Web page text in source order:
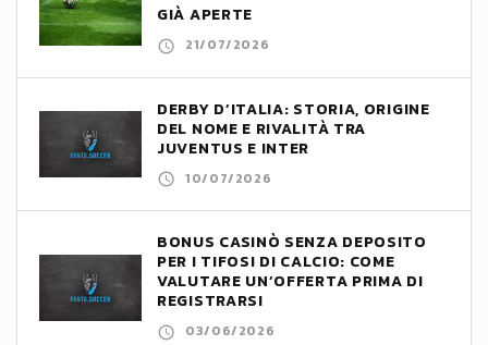
GIÀ APERTE
21/07/2026
DERBY D’ITALIA: STORIA, ORIGINE
DEL NOME E RIVALITÀ TRA
JUVENTUS E INTER
10/07/2026
BONUS CASINÒ SENZA DEPOSITO
PER I TIFOSI DI CALCIO: COME
VALUTARE UN’OFFERTA PRIMA DI
REGISTRARSI
03/06/2026